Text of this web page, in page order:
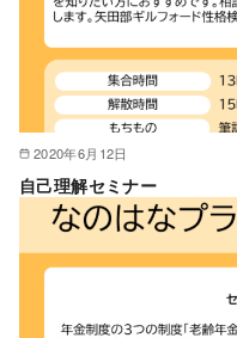
2020年6月12日
自己理解セミナー